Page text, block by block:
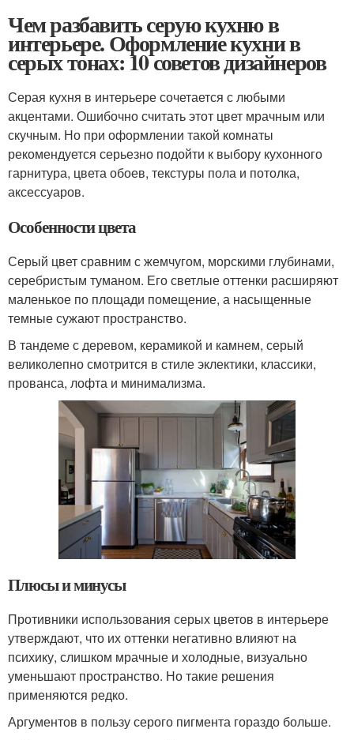
Чем разбавить серую кухню в
интерьере. Оформление кухни в
серых тонах: 10 советов дизайнеров
Серая кухня в интерьере сочетается с любыми
акцентами. Ошибочно считать этот цвет мрачным или
скучным. Но при оформлении такой комнаты
рекомендуется серьезно подойти к выбору кухонного
гарнитура, цвета обоев, текстуры пола и потолка,
аксессуаров.
Особенности цвета
Серый цвет сравним с жемчугом, морскими глубинами,
серебристым туманом. Его светлые оттенки расширяют
маленькое по площади помещение, а насыщенные
темные сужают пространство.
В тандеме с деревом, керамикой и камнем, серый
великолепно смотрится в стиле эклектики, классики,
прованса, лофта и минимализма.
Плюсы и минусы
Противники использования серых цветов в интерьере
утверждают, что их оттенки негативно влияют на
психику, слишком мрачные и холодные, визуально
уменьшают пространство. Но такие решения
применяются редко.
Аргументов в пользу серого пигмента гораздо больше.